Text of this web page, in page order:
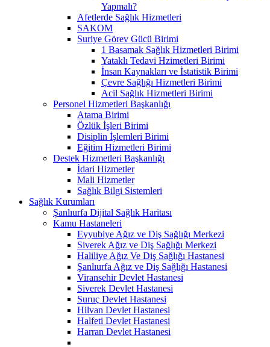
Yapmalı?
Afetlerde Sağlık Hizmetleri
SAKOM
Suriye Görev Gücü Birimi
1 Basamak Sağlık Hizmetleri Birimi
Yataklı Tedavi Hzimetleri Birimi
İnsan Kaynakları ve İstatistik Birimi
Çevre Sağlığı Hizmetleri Birimi
Acil Sağlık Hizmetleri Birimi
Personel Hizmetleri Başkanlığı
Atama Birimi
Özlük İşleri Birimi
Disiplin İşlemleri Birimi
Eğitim Hizmetleri Birimi
Destek Hizmetleri Başkanlığı
İdari Hizmetler
Mali Hizmetler
Sağlık Bilgi Sistemleri
Sağlık Kurumları
Şanlıurfa Dijital Sağlık Haritası
Kamu Hastaneleri
Eyyubiye Ağız ve Diş Sağlığı Merkezi
Siverek Ağız ve Diş Sağlığı Merkezi
Haliliye Ağız Ve Diş Sağlığı Hastanesi
Şanlıurfa Ağız ve Diş Sağlığı Hastanesi
Viransehir Devlet Hastanesi
Siverek Devlet Hastanesi
Suruç Devlet Hastanesi
Hilvan Devlet Hastanesi
Halfeti Devlet Hastanesi
Harran Devlet Hastanesi